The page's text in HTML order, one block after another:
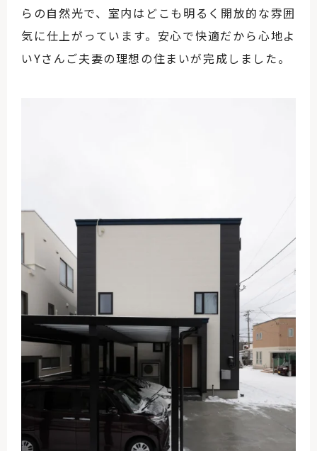
らの自然光で、室内はどこも明るく開放的な雰囲
気に仕上がっています。安心で快適だから心地よ
いYさんご夫妻の理想の住まいが完成しました。